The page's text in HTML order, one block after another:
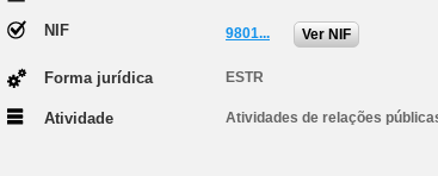
NIF 9801... Ver NIF
Forma jurídica ESTR
Atividade Atividades de relações